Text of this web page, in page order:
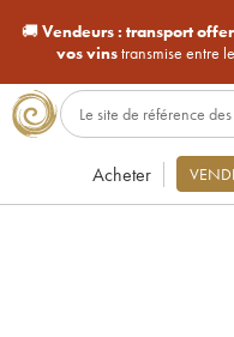
🚚Vendeurs : transport
vos vinstransmise entre
Acheter